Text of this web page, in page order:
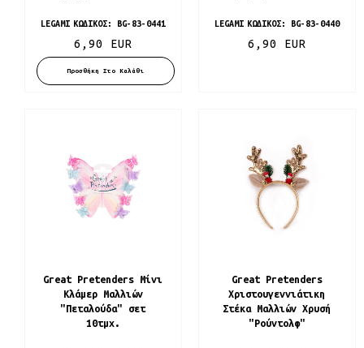
LEGAMI ΚΩΔΙΚΌΣ: BG-83-0441
6,90 EUR
Προσθήκη Στο Καλάθι
LEGAMI ΚΩΔΙΚΌΣ: BG-83-0440
6,90 EUR
Great Pretenders Mίνι
Kλάμερ Mαλλιών
"Πεταλούδα" σετ
10τμχ.
Great Pretenders
Χριστουγεννιάτικη
Στέκα Μαλλιών Χρυσή
"Ρούντολφ"